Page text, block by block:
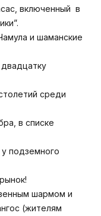
включенный в
и шаманские
среди
в списке
подземного
шармом и
(жителям